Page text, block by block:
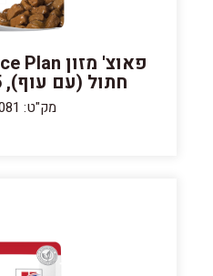
חתול (עם עוף), 85 גר' (12 יח')
מק"ט: 41607081